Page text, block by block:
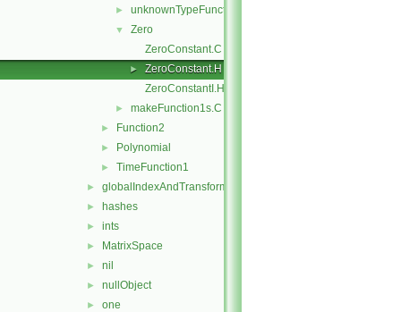
► unknownTypeFunction1
▼
Zero
ZeroConstant.C
►
ZeroConstant.H
ZeroConstantI.H
► makeFunction1s.C
► Function2
► Polynomial
► TimeFunction1
► globalIndexAndTransform
► hashes
► ints
► MatrixSpace
► nil
► nullObject
► one